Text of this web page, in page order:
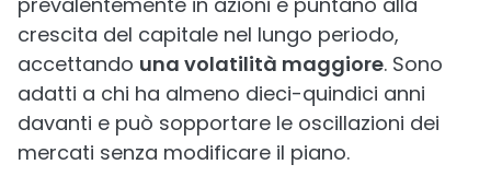
crescita del capitale nel lungo periodo,
accettando una volatilità maggiore. Sono
adatti a chi ha almeno dieci-quindici anni
davanti e può sopportare le oscillazioni dei
mercati senza modificare il piano.